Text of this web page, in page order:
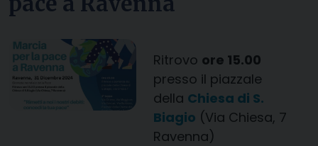
Ritrovo ore 15.00
presso il piazzale
della Chiesa di S.
Biagio (Via Chiesa, 7
Ravenna)